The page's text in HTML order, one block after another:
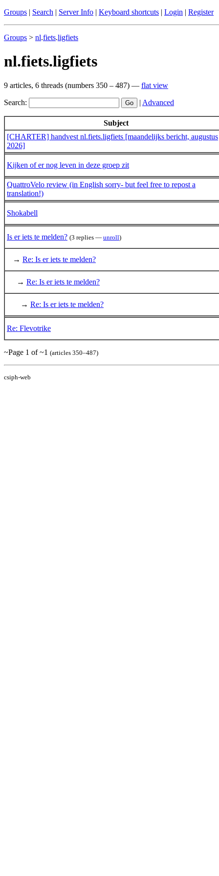
Groups | Search | Server Info | Keyboard shortcuts | Login | Register
Groups > nl.fiets.ligfiets
nl.fiets.ligfiets
9 articles, 6 threads (numbers 350 – 487) — flat view
Search: | Advanced
Subject
[CHARTER] handvest nl.fiets.ligfiets [maandelijks bericht, augustus
2026]
Kijken of er nog leven in deze groep zit
QuattroVelo review (in English sorry- but feel free to repost a
translation!)
Shokabell
Is er iets te melden? (3 replies — unroll)
→ Re: Is er iets te melden?
→ Re: Is er iets te melden?
→ Re: Is er iets te melden?
Re: Flevotrike
~Page 1 of ~1 (articles 350–487)
csiph-web